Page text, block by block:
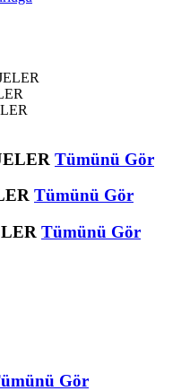
Tümünü Gör
Tümünü Gör
Tümünü Gör
Gör